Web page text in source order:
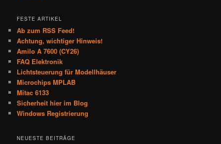
FESTE ARTIKEL
Ab zum RSS Feed!
Achtung, wichtiger Hinweis!
Amilo A 7600 (CY26)
FAQ Elektronik
Lichtsteuerung für Modellhäuser
Microchips MPLAB
Mitac 6133
Sicherheit hier im Blog
Windows Registrierung
NEUESTE BEITRÄGE